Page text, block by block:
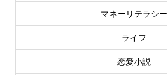
マネーリテラシー
ライフ
恋愛小説